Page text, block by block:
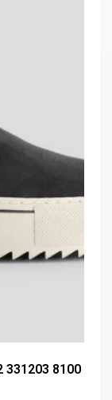
331203 8100